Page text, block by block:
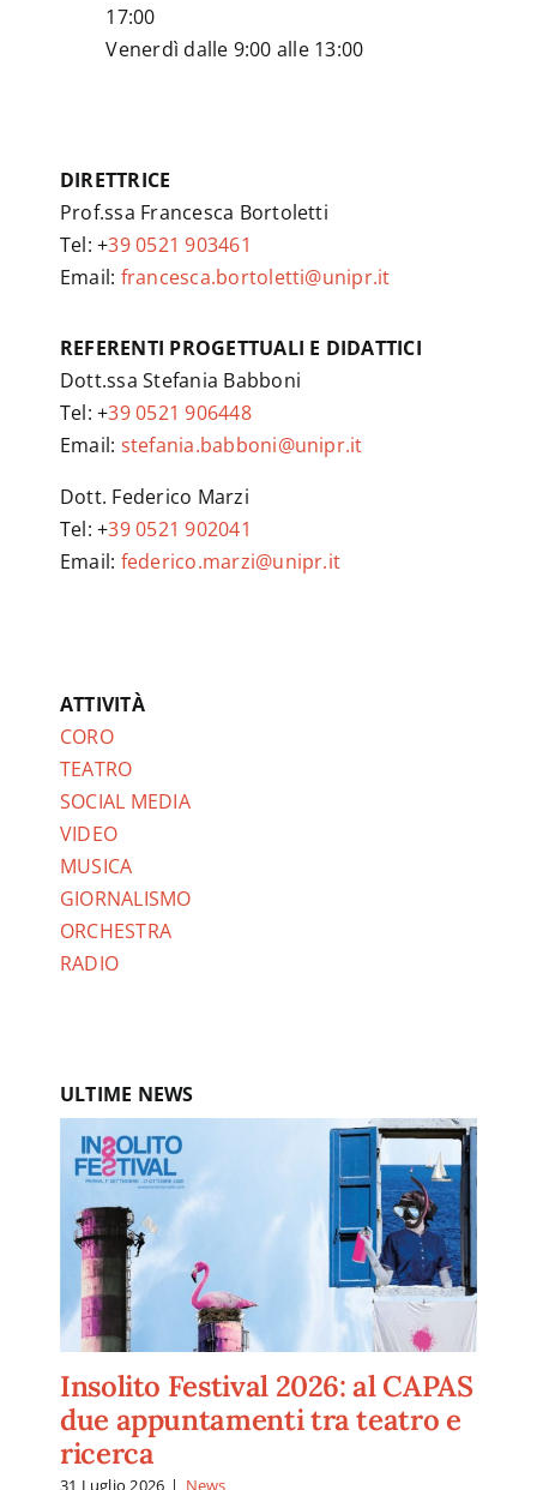
17:00
Venerdì dalle 9:00 alle 13:00
DIRETTRICE
Prof.ssa Francesca Bortoletti
Tel: +39 0521 903461
Email: francesca.bortoletti@unipr.it
REFERENTI PROGETTUALI E DIDATTICI
Dott.ssa Stefania Babboni
Tel: +39 0521 906448
Email: stefania.babboni@unipr.it
Dott. Federico Marzi
Tel: +39 0521 902041
Email: federico.marzi@unipr.it
ATTIVITÀ
CORO
TEATRO
SOCIAL MEDIA
VIDEO
MUSICA
GIORNALISMO
ORCHESTRA
RADIO
ULTIME NEWS
Insolito Festival 2026: al CAPAS
due appuntamenti tra teatro e
ricerca